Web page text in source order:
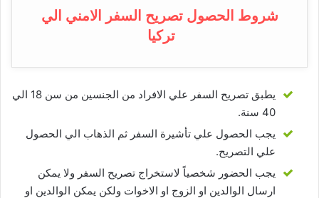
شروط الحصول تصريح السفر الامني الي
تركيا
يطبق تصريح السفر علي الافراد من الجنسين من سن 18 الي
40 سنة.
يجب الحصول علي تأشيرة السفر ثم الذهاب الي الحصول
علي التصريح.
يجب الحضور شخصياً لاستخراج تصريح السفر ولا يمكن
ارسال الوالدين او الزوج او الاخوات ولكن يمكن الوالدين او